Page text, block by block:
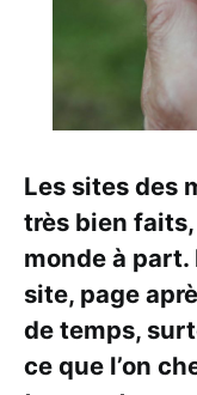
Les sites des
très bien
monde à
site, page
de temps,
ce que l’on